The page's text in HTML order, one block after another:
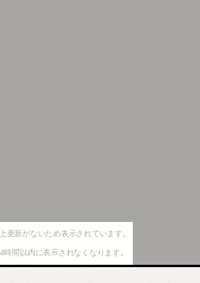
更新がないため表示されています。
間以内に表示されなくなります。